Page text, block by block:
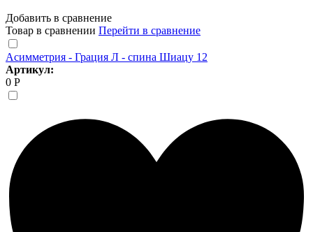
Добавить в сравнение
Товар в сравнении Перейти в сравнение
Асимметрия - Грация Л - спина Шиацу 12
Артикул:
0 Р